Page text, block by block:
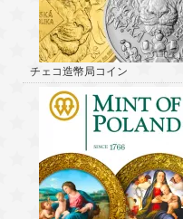
チェコ造幣局コイン